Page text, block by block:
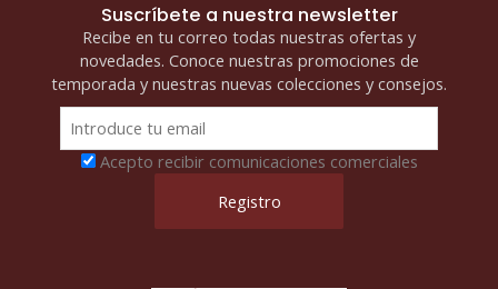
Suscríbete a nuestra newsletter
Recibe en tu correo todas nuestras ofertas y
novedades. Conoce nuestras promociones de
temporada y nuestras nuevas colecciones y consejos.
Acepto recibir comunicaciones comerciales